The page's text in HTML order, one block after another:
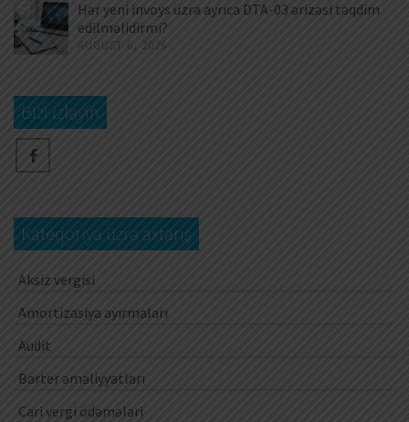
Hər yeni invoys üzrə ayrıca DTA-03 ərizəsi təqdim
edilməlidirmi?
AUGUST 6, 2026
Bizi izləyin
Kateqoriya üzrə axtarış
Aksiz vergisi
Amortizasiya ayırmaları
Audit
Barter əməliyyatları
Cari vergi ödəmələri